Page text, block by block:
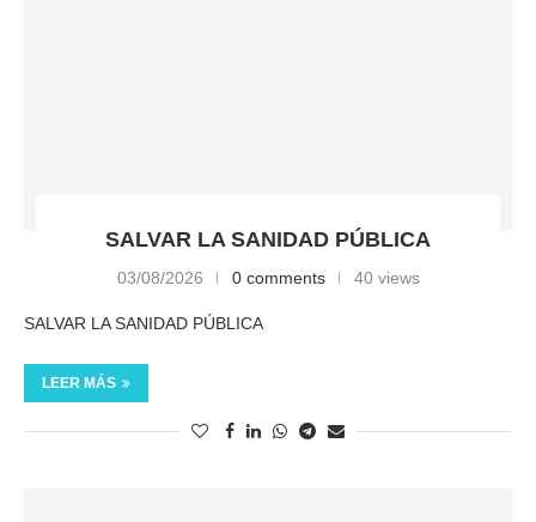
SALVAR LA SANIDAD PÚBLICA
03/08/2026 0 comments 40 views
SALVAR LA SANIDAD PÚBLICA
LEER MÁS